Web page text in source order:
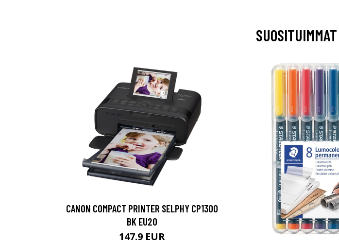
CANON COMPACT PRINTER SELPHY CP1300
BK EU20
147.9 EUR